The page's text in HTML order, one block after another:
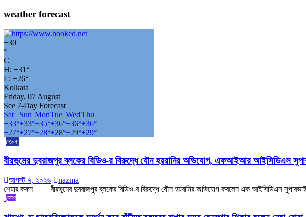
weather forecast
+30
°
C
H: +31°
L: +26°
Kolkata
Friday, 07 August
See 7-Day Forecast
Sat
Sun MonTue WedThu
+33°+33°+35°+36°+36°+36°
+27°+27°+28°+28°+29°+29°
জেলা
বীরভূমের দুবরাজপুর ব্লকের বিডিও-র বিরুদ্ধে যৌন হয়রানির অভিযোগ, এফআইআর আইসিডিএস
আগস্ট ৭, ২০২৬
nazma
শেয়ার করুন বীরভূমের দুবরাজপুর ব্লকের বিডিও-র বিরুদ্ধে যৌন হয়রানির অভিযোগ করলেন এক আইসিডিএস
দেশ